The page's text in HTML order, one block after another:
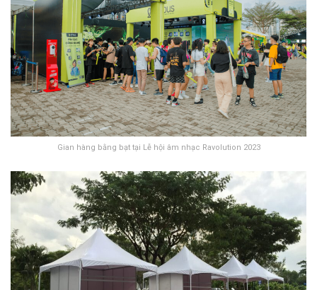
Gian hàng bằng bạt tại Lễ hội âm nhạc Ravolution 2023